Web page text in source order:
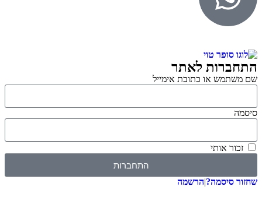
התחברות לאתר
שם משתמש או כתובת אימייל
סיסמה
זכור אותי
התחברות
שחזור סיסמה?|הרשמה